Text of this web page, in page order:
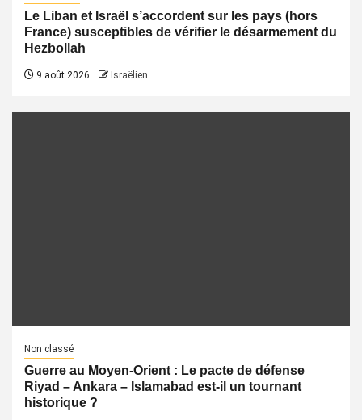
Le Liban et Israël s’accordent sur les pays (hors
France) susceptibles de vérifier le désarmement du
Hezbollah
9 août 2026 Israëlien
Non classé
Guerre au Moyen-Orient : Le pacte de défense
Riyad – Ankara – Islamabad est-il un tournant
historique ?